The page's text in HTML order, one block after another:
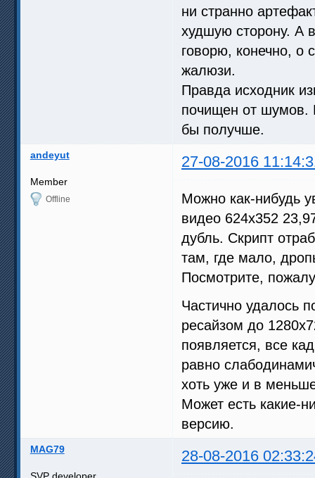
ни странно
худшую сторону. А
говорю, конечно, о
жалюзи.
Правда исходник
почищен от шумов.
бы получше.
andeyut 27-08-2016
Member
Offline
Можно как-нибудь
видео 624x352
дубль. Скрипт
там, где мало,
Посмотрите,
Частично удалось
ресайзом до
появляется, все
равно
хоть уже и в
Может есть какие-
версию.
MAG79 28-08-2016